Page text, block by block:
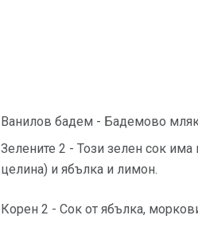
Ванилов бадем - Бадемово
Зелените 2 - Този зелен сок
целина) и ябълка и лимон.
Корен 2 - Сок от ябълка,